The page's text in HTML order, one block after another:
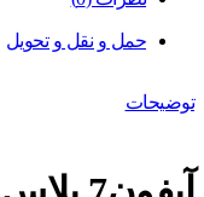
حمل و نقل و تحویل
توضیحات